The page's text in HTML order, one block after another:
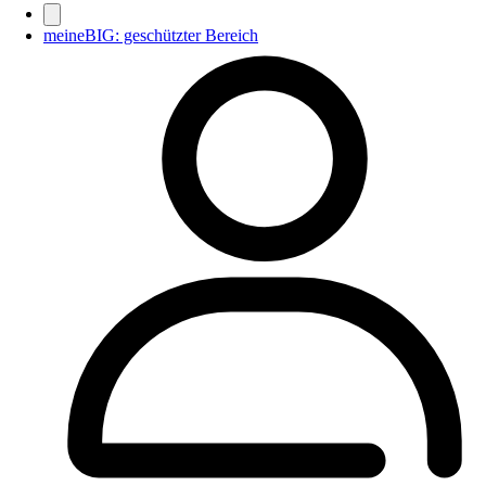
meineBIG: geschützter Bereich